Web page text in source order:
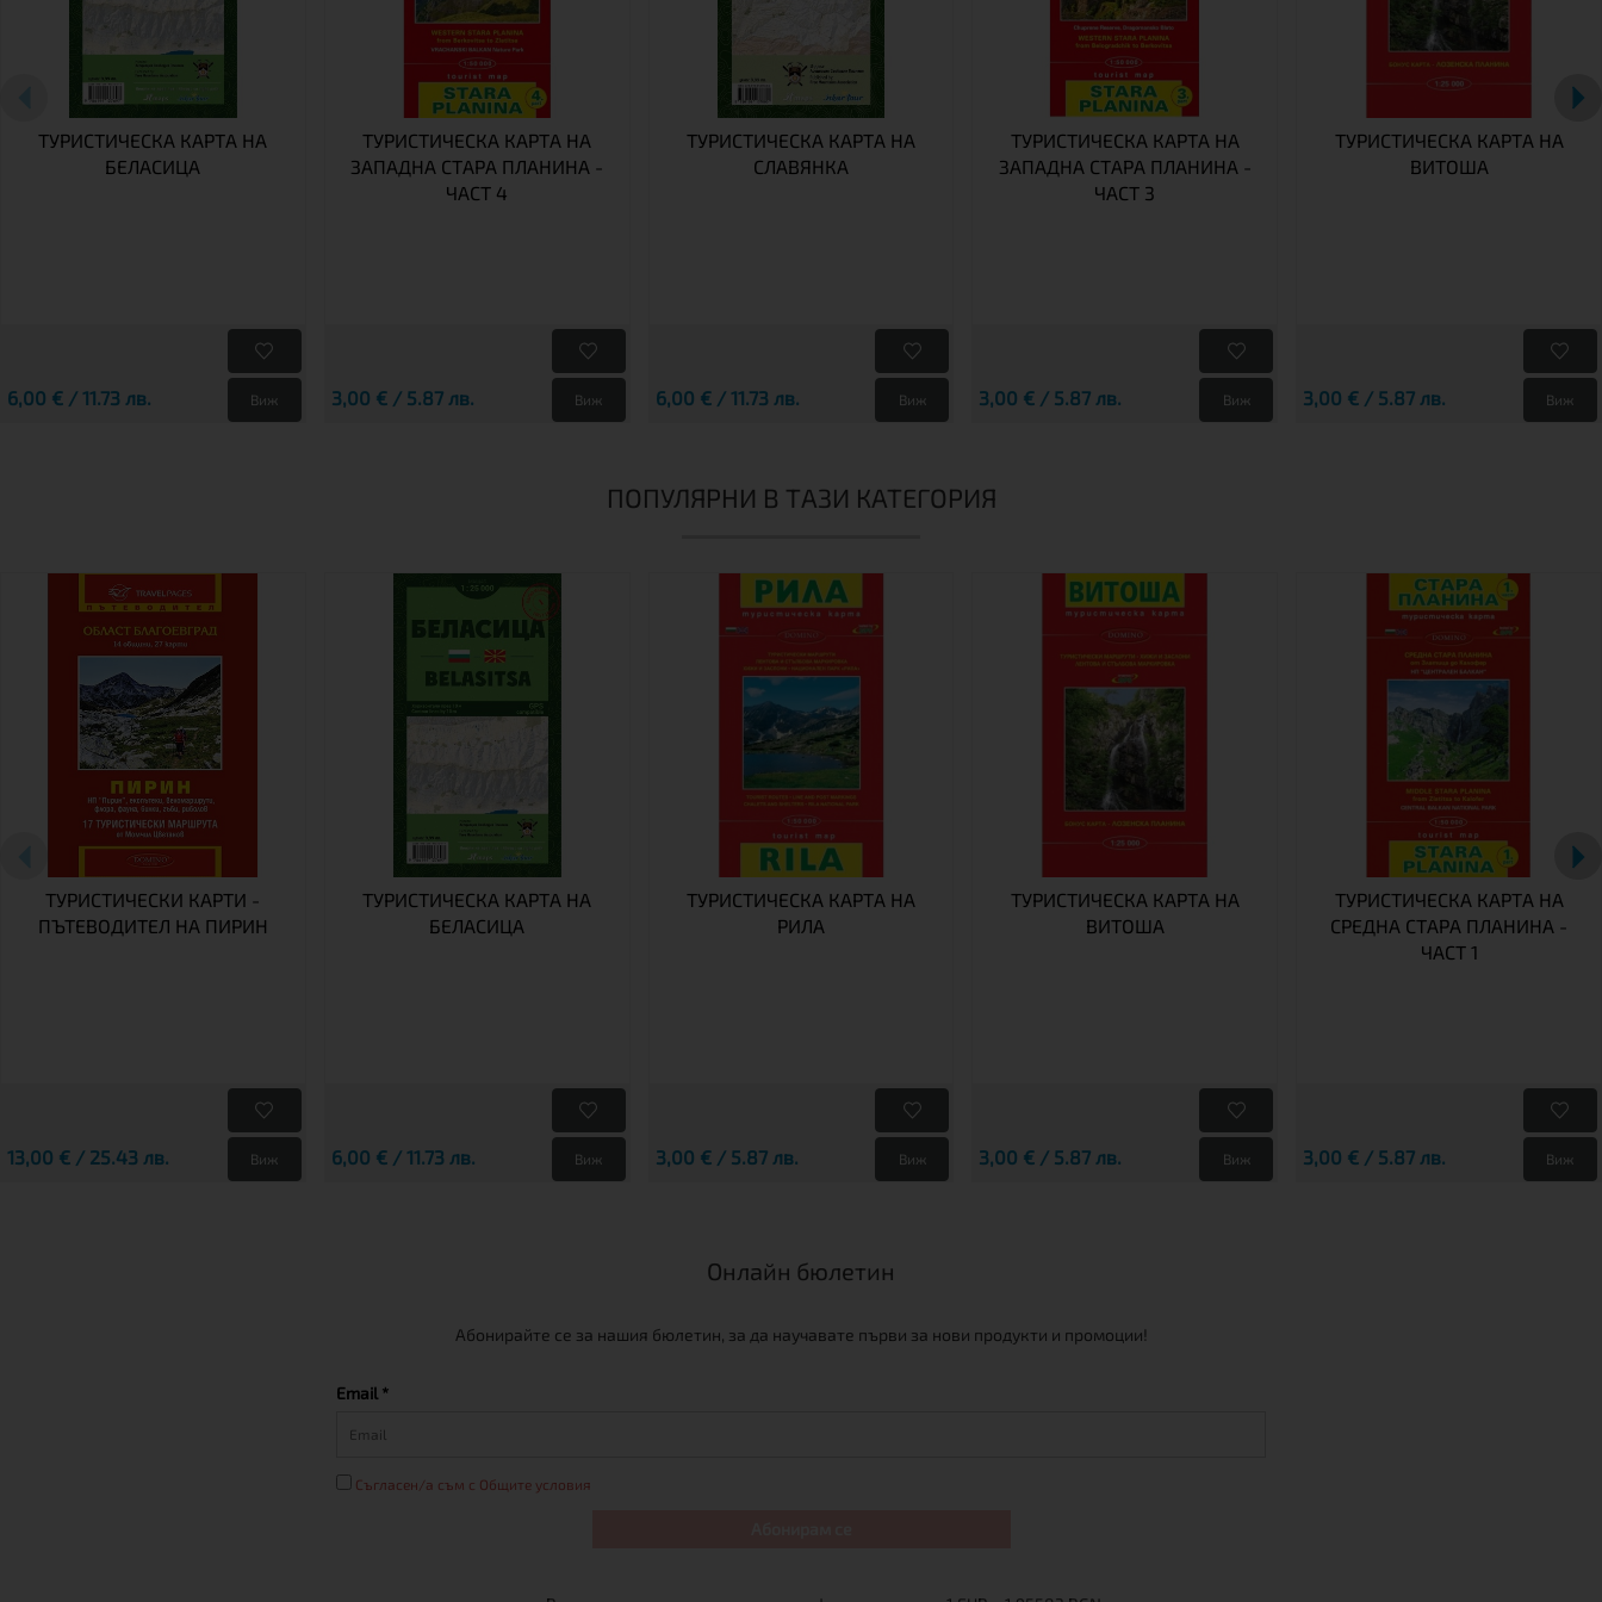
ТУРИСТИЧЕСКА КАРТА НА
БЕЛАСИЦА
6,00 € / 11.73 лв. Виж
ТУРИСТИЧЕСКА КАРТА НА
ЗАПАДНА СТАРА ПЛАНИНА -
ЧАСТ 4
3,00 € / 5.87 лв. Виж
ТУРИСТИЧЕСКА КАРТА НА
СЛАВЯНКА
6,00 € / 11.73 лв. Виж
ТУРИСТИЧЕСКА КАРТА НА
ЗАПАДНА СТАРА ПЛАНИНА -
ЧАСТ 3
3,00 € / 5.87 лв. Виж
ТУРИСТИЧЕСКА КАРТА НА
ВИТОША
3,00 € / 5.87 лв. Виж
ПОПУЛЯРНИ В ТАЗИ КАТЕГОРИЯ
ТУРИСТИЧЕСКИ КАРТИ -
ПЪТЕВОДИТЕЛ НА ПИРИН
13,00 € / 25.43 лв. Виж
ТУРИСТИЧЕСКА КАРТА НА
БЕЛАСИЦА
6,00 € / 11.73 лв. Виж
ТУРИСТИЧЕСКА КАРТА НА
РИЛА
3,00 € / 5.87 лв. Виж
ТУРИСТИЧЕСКА КАРТА НА
ВИТОША
3,00 € / 5.87 лв. Виж
ТУРИСТИЧЕСКА КАРТА НА
СРЕДНА СТАРА ПЛАНИНА -
ЧАСТ 1
3,00 € / 5.87 лв. Виж
Онлайн бюлетин
Абонирайте се за нашия бюлетин, за да научавате първи за нови продукти и промоции!
Email *
Съгласен/а съм с Общите условия